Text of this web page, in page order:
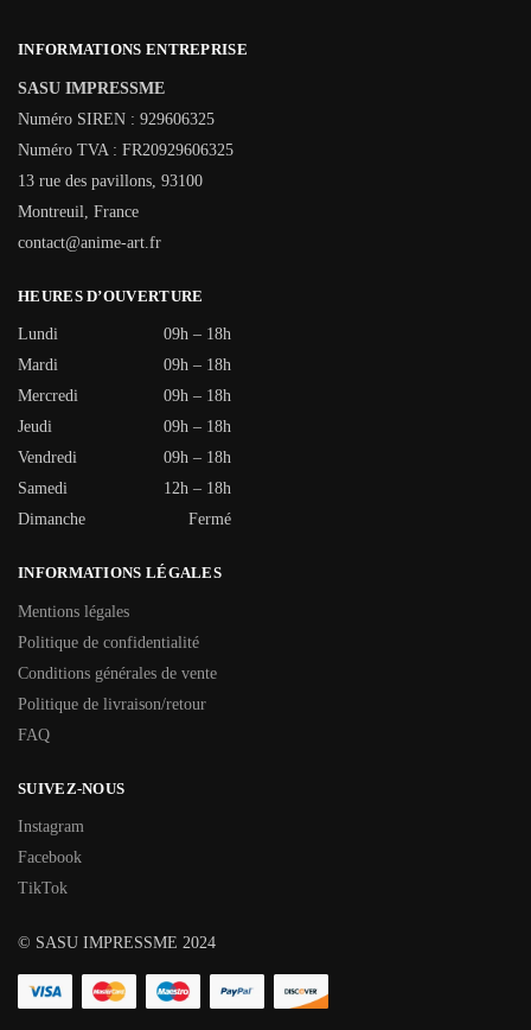
INFORMATIONS ENTREPRISE
SASU IMPRESSME
Numéro SIREN : 929606325
Numéro TVA : FR20929606325
13 rue des pavillons, 93100
Montreuil, France
contact@anime-art.fr
HEURES D’OUVERTURE
Lundi
09h – 18h
Mardi
09h – 18h
Mercredi
09h – 18h
Jeudi
09h – 18h
Vendredi
09h – 18h
Samedi
12h – 18h
Dimanche
Fermé
INFORMATIONS LÉGALES
Mentions légales
Politique de confidentialité
Conditions générales de vente
Politique de livraison/retour
FAQ
SUIVEZ-NOUS
Instagram
Facebook
TikTok
© SASU IMPRESSME 2024